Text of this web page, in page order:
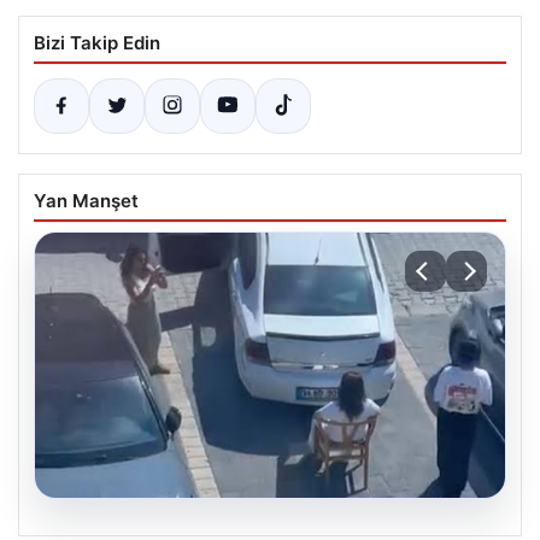
Bizi Takip Edin
Yan Manşet
05.08.2026